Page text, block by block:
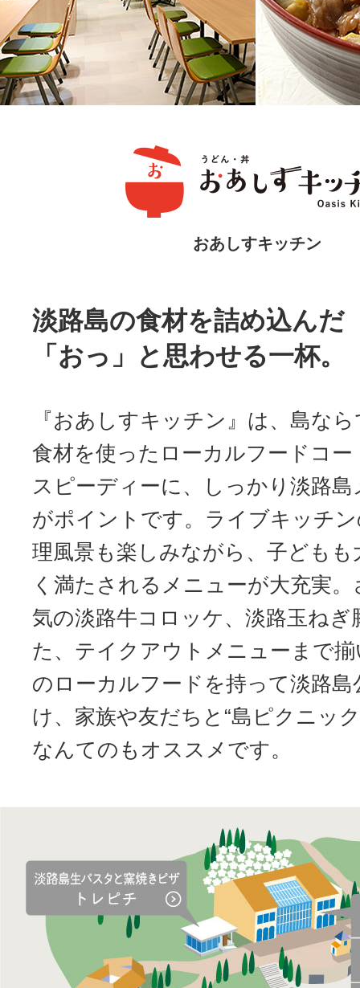
おあしすキッチン
淡路島の食材を詰め込んだ
「おっ」と思わせる一杯。
『おあしすキッチン』は、島な
食材を使ったローカルフードコ
スピーディーに、しっかり淡路
がポイントです。ライブキッチン
理風景も楽しみながら、 子どもも
く満たされるメニューが大充実
気の淡路牛コロッケ、淡路玉ねぎ
た、テイクアウトメニューまで
のローカルフードを持って淡路島
け、家族や友だちと“島ピクニッ
なんてのもオススメです。